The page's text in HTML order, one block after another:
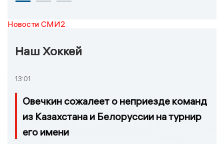
Новости СМИ2
Наш Хоккей
13:01
Овечкин сожалеет о неприезде команд
из Казахстана и Белоруссии на турнир
его имени